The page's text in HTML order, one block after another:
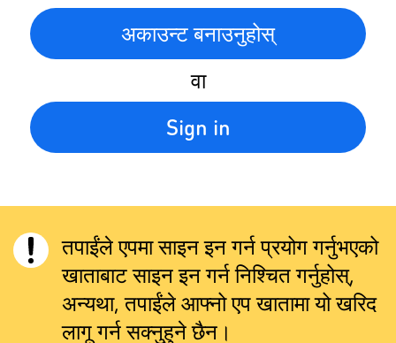
अकाउन्ट बनाउनुहोस्
वा
Sign in
तपाईंले एपमा साइन इन गर्न प्रयोग गर्नुभएको
खाताबाट साइन इन गर्न निश्चित गर्नुहोस्,
अन्यथा, तपाईंले आफ्नो एप खातामा यो खरिद
लागू गर्न सक्नुहुने छैन।